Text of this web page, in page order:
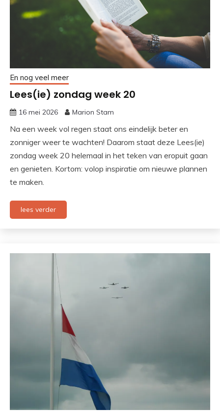
En nog veel meer
Lees(ie) zondag week 20
16 mei 2026 Marion Stam
Na een week vol regen staat ons eindelijk beter en
zonniger weer te wachten! Daarom staat deze Lees(ie)
zondag week 20 helemaal in het teken van eropuit gaan
en genieten. Kortom: volop inspiratie om nieuwe plannen
te maken.
lees verder